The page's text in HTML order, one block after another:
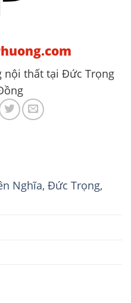
nội thất tại Đức Trọng
Nghĩa, Đức Trọng,